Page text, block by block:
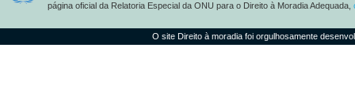
página oficial da Relatoria Especial da ONU para o Direito à Moradia Adequada,
O site Direito à moradia foi orgulhosamente